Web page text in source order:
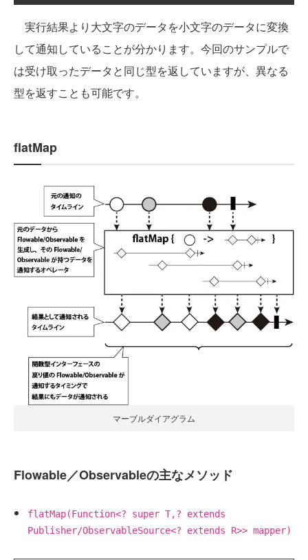
実行結果より大文字のデータを小文字のデータに変換
して通知していることが分かります。今回のサンプルで
は受け取ったデータと同じ型を返していますが、異なる
型を返すことも可能です。
flatMap
マーブルダイアグラム
Flowable／Observableの主なメソッド
flatMap(Function<? super T,? extends
Publisher/ObservableSource<? extends R>> mapper)